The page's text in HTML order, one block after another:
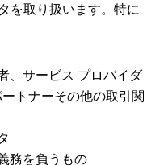
を取り扱います。特に
、サービス プロバイダ
トナーその他の取引関
務を負うもの